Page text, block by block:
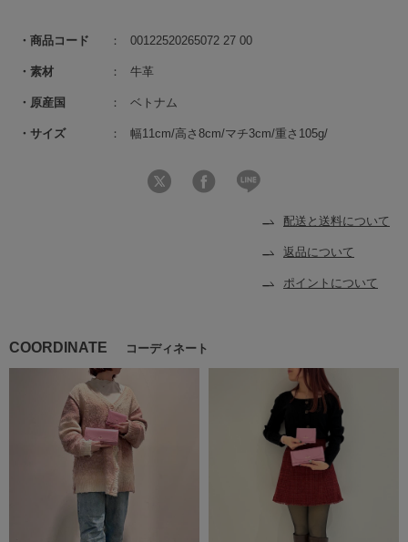
商品コード 00122520265072 27 00
素材 牛革
原産国 ベトナム
サイズ 幅11cm/高さ8cm/マチ3cm/重さ105g/
配送と送料について
返品について
ポイントについて
COORDINATE コーディネート